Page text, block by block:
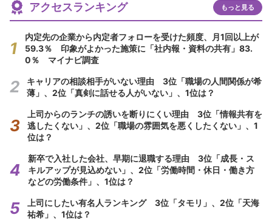
アクセスランキング もっと見る
内定先の企業から内定者フォローを受けた頻度、月1回以上が
59.3％ 印象がよかった施策に「社内報・資料の共有」83.
0％ マイナビ調査
キャリアの相談相手がいない理由 3位「職場の人間関係が希
薄」、2位「真剣に話せる人がいない」、1位は？
上司からのランチの誘いを断りにくい理由 3位「情報共有を
逃したくない」、2位「職場の雰囲気を悪くしたくない」、1
位は？
新卒で入社した会社、早期に退職する理由 3位「成長・ス
キルアップが見込めない」、2位「労働時間・休日・働き方
などの労働条件」、1位は？
上司にしたい有名人ランキング 3位「タモリ」、2位「天海
祐希」、1位は？